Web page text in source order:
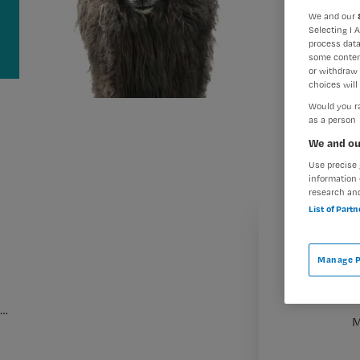
…
We and our
Selecting I
process
some
or withdraw
choices will
Would you
as a person
We and
Use
information
research
List of
Manage